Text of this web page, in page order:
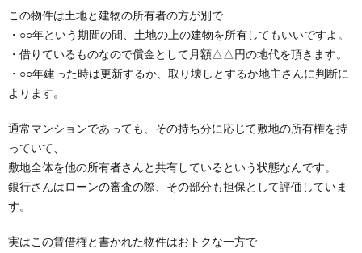
この物件は土地と建物の所有者の方が別で
・○○年という期間の間、土地の上の建物を所有してもいいですよ。
・借りているものなので償金として月額△△円の地代を頂きます。
・○○年建った時は更新するか、取り壊しとするか地主さんに判断に
よります。
通常マンションであっても、その持ち分に応じて敷地の所有権を持
っていて、
敷地全体を他の所有者さんと共有しているという状態なんです。
銀行さんはローンの審査の際、その部分も担保として評価していま
す。
実はこの賃借権と書かれた物件はおトクな一方で